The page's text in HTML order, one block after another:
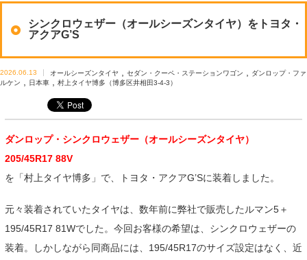
シンクロウェザー（オールシーズンタイヤ）をトヨタ・
アクアG’S
2026.06.13 オールシーズンタイヤ セダン・クーペ・ステーションワゴン
ダンロップ・ファ
ルケン
日本車 村上タイヤ博多（博多区井相田3-4-3）
ダンロップ・シンクロウェザー（オールシーズンタイヤ）
205/45R17 88V
を「村上タイヤ博多」で、トヨタ・アクアG’Sに装着しました。
元々装着されていたタイヤは、数年前に弊社で販売したルマン5＋
195/45R17 81Wでした。今回お客様の希望は、シンクロウェザーの
装着。しかしながら同商品には、195/45R17のサイズ設定はなく、近